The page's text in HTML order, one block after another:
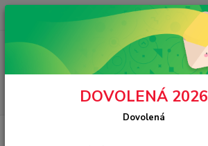
Chat / Online podpora - 24/7
DOVOLENÁ 2026
Dovolená